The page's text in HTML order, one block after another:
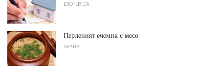
ESOTERICA
Перленият ечемик с месо
ХРАНА